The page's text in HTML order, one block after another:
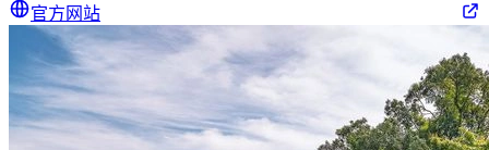
官方网站